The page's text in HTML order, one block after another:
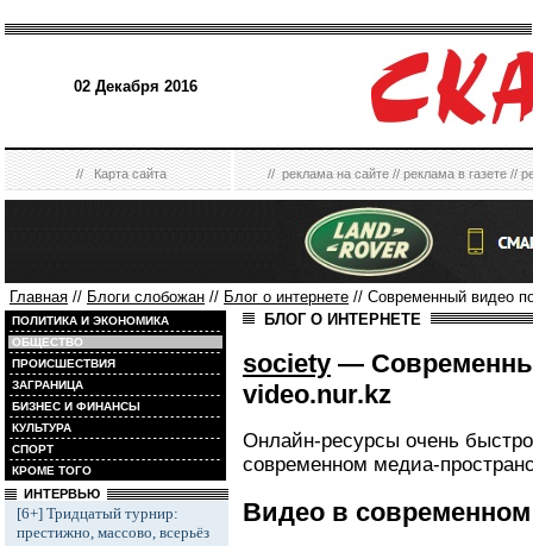
02 Декабря 2016
//Карта сайта //реклама на сайте//реклама в газете//
Главная // Блоги слобожан // Блог о интернете // Современный видео
ПОЛИТИКА И ЭКОНОМИКА
ОБЩЕСТВО
ПРОИСШЕСТВИЯ
ЗАГРАНИЦА
БИЗНЕС И ФИНАНСЫ
КУЛЬТУРА
СПОРТ
КРОМЕ ТОГО
ИНТЕРВЬЮ
[6+] Тридцатый турнир:
престижно, массово, всерьёз
БЛОГ О ИНТЕРНЕТЕ
society —
video.nur.kz
Онлайн-ресурсы очень
современном медиа-
Видео в